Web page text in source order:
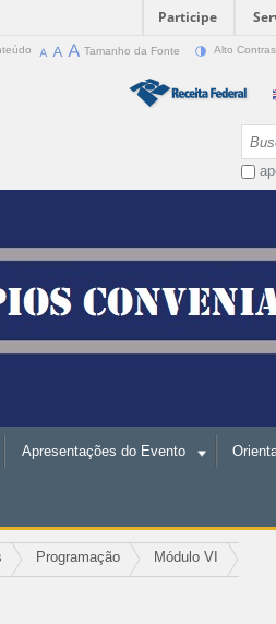
Participe
Tamanho da Fonte Alto
Apresentações do Evento
Programação Módulo VI